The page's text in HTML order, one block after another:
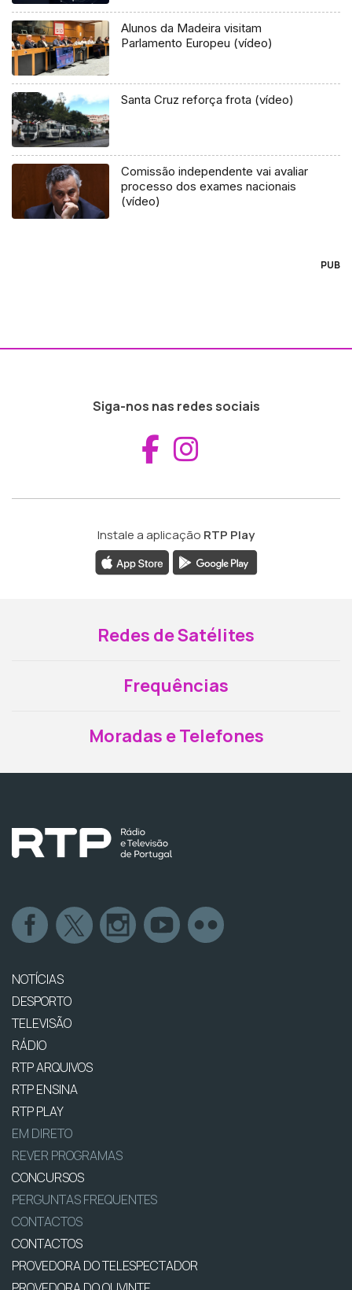
Alunos da Madeira visitam
Parlamento Europeu (vídeo)
Santa Cruz reforça frota (vídeo)
Comissão independente vai avaliar
processo dos exames nacionais
(vídeo)
PUB
Siga-nos nas redes sociais
Aceder ao
Instale a aplicação RTP Play
Redes de Satélites
Frequências
Moradas e Telefones
NOTÍCIAS
DESPORTO
TELEVISÃO
RÁDIO
RTP ARQUIVOS
RTP ENSINA
RTP PLAY
EM DIRETO
REVER PROGRAMAS
CONCURSOS
PERGUNTAS FREQUENTES
CONTACTOS
CONTACTOS
PROVEDORA DO TELESPECTADOR